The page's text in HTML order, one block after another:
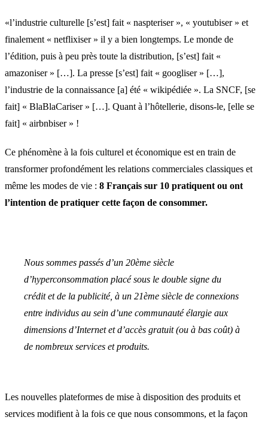
«l’industrie culturelle [s’est] fait « naspteriser », « youtubiser » et
finalement « netflixiser » il y a bien longtemps. Le monde de
l’édition, puis à peu près toute la distribution, [s’est] fait «
amazoniser » […]. La presse [s’est] fait « googliser » […],
l’industrie de la connaissance [a] été « wikipédiée ». La SNCF, [se
fait] « BlaBlaCariser » […]. Quant à l’hôtellerie, disons-le, [elle se
fait] « airbnbiser » !
Ce phénomène à la fois culturel et économique est en train de
transformer profondément les relations commerciales classiques et
même les modes de vie : 8 Français sur 10 pratiquent ou ont
l’intention de pratiquer cette façon de consommer.
Nous sommes passés d’un 20ème siècle
d’hyperconsommation placé sous le double signe du
crédit et de la publicité, à un 21ème siècle de connexions
entre individus au sein d’une communauté élargie aux
dimensions d’Internet et d’accès gratuit (ou à bas coût) à
de nombreux services et produits.
Les nouvelles plateformes de mise à disposition des produits et
services modifient à la fois ce que nous consommons, et la façon